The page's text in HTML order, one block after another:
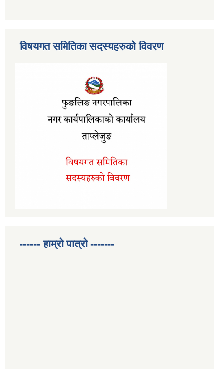
विषयगत समितिका सदस्यहरुको विवरण
------ हाम्रो पात्रो -------